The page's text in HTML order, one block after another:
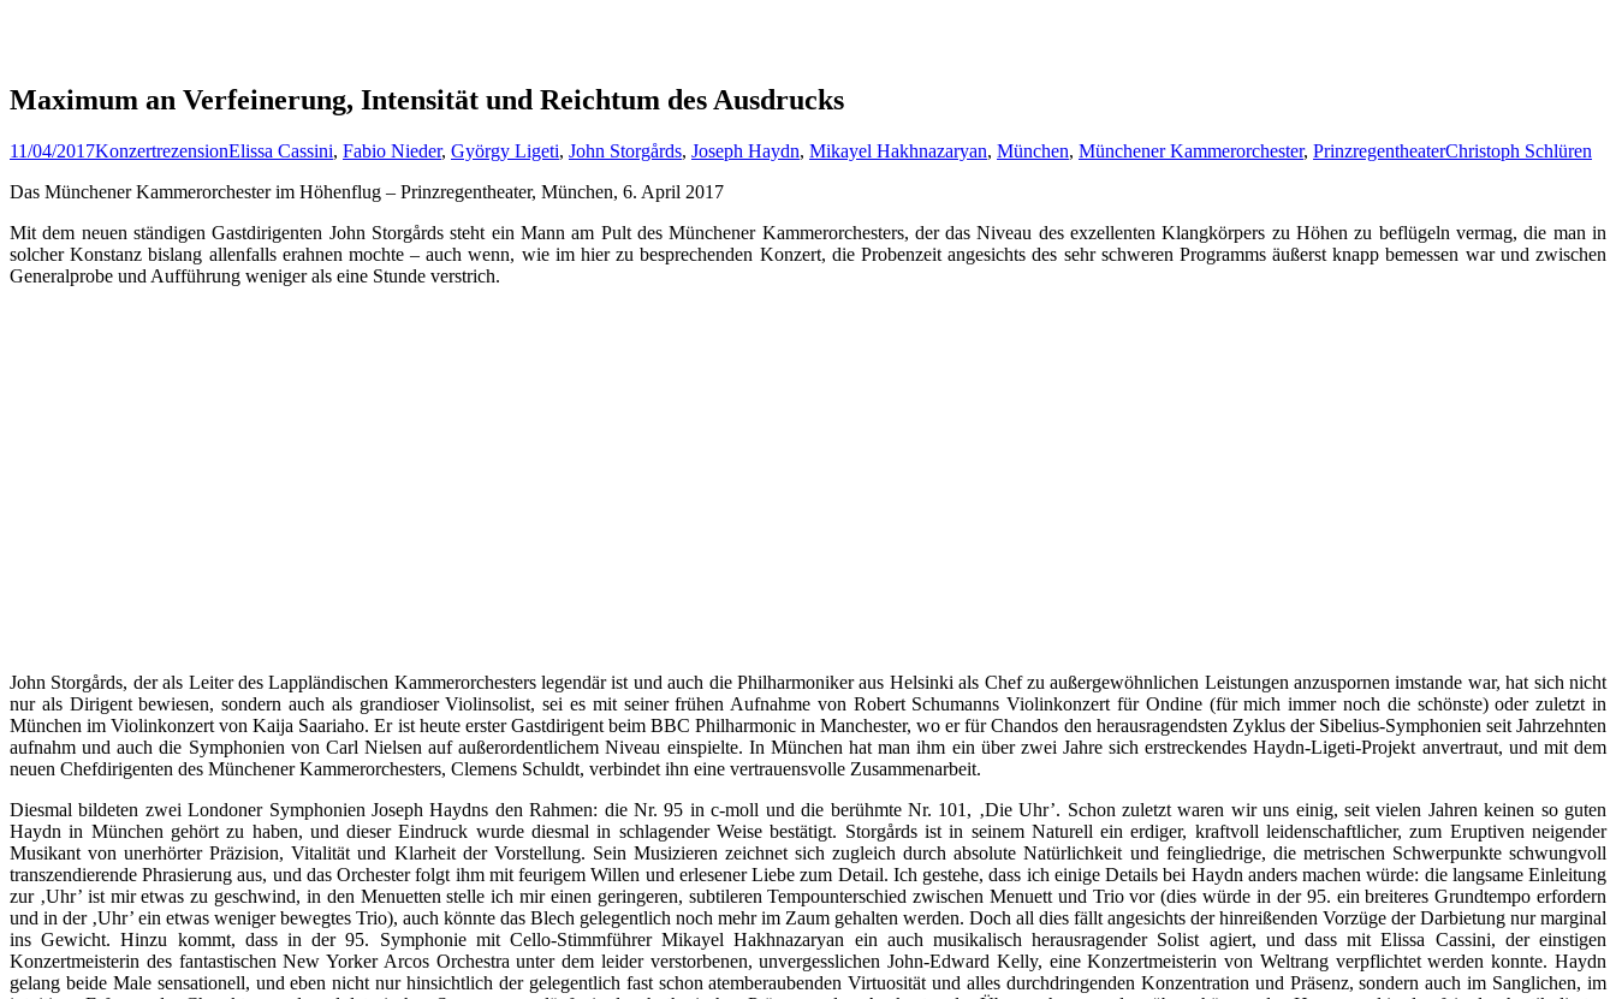
Maximum an Verfeinerung, Intensität und Reichtum des Ausdrucks
11/04/2017KonzertrezensionElissa Cassini, Fabio Nieder, György Ligeti, John Storgårds, Joseph Haydn, Mikayel Hakhnazaryan, München, Münchener Kammerorchester, PrinzregentheaterChristoph Schlüren
Das Münchener Kammerorchester im Höhenflug – Prinzregentheater, München, 6. April 2017
Mit dem neuen ständigen Gastdirigenten John Storgårds steht ein Mann am Pult des Münchener Kammerorchesters, der das Niveau des exzellenten Klangkörpers zu Höhen zu beflügeln vermag, die man in
solcher Konstanz bislang allenfalls erahnen mochte – auch wenn, wie im hier zu besprechenden Konzert, die Probenzeit angesichts des sehr schweren Programms äußerst knapp bemessen war und zwischen
Generalprobe und Aufführung weniger als eine Stunde verstrich.
John Storgårds, der als Leiter des Lappländischen Kammerorchesters legendär ist und auch die Philharmoniker aus Helsinki als Chef zu außergewöhnlichen Leistungen anzuspornen imstande war, hat sich nicht
nur als Dirigent bewiesen, sondern auch als grandioser Violinsolist, sei es mit seiner frühen Aufnahme von Robert Schumanns Violinkonzert für Ondine (für mich immer noch die schönste) oder zuletzt in
München im Violinkonzert von Kaija Saariaho. Er ist heute erster Gastdirigent beim BBC Philharmonic in Manchester, wo er für Chandos den herausragendsten Zyklus der Sibelius-Symphonien seit Jahrzehnten
aufnahm und auch die Symphonien von Carl Nielsen auf außerordentlichem Niveau einspielte. In München hat man ihm ein über zwei Jahre sich erstreckendes Haydn-Ligeti-Projekt anvertraut, und mit dem
neuen Chefdirigenten des Münchener Kammerorchesters, Clemens Schuldt, verbindet ihn eine vertrauensvolle Zusammenarbeit.
Diesmal bildeten zwei Londoner Symphonien Joseph Haydns den Rahmen: die Nr. 95 in c-moll und die berühmte Nr. 101, ‚Die Uhr’. Schon zuletzt waren wir uns einig, seit vielen Jahren keinen so guten
Haydn in München gehört zu haben, und dieser Eindruck wurde diesmal in schlagender Weise bestätigt. Storgårds ist in seinem Naturell ein erdiger, kraftvoll leidenschaftlicher, zum Eruptiven neigender
Musikant von unerhörter Präzision, Vitalität und Klarheit der Vorstellung. Sein Musizieren zeichnet sich zugleich durch absolute Natürlichkeit und feingliedrige, die metrischen Schwerpunkte schwungvoll
transzendierende Phrasierung aus, und das Orchester folgt ihm mit feurigem Willen und erlesener Liebe zum Detail. Ich gestehe, dass ich einige Details bei Haydn anders machen würde: die langsame Einleitung
zur ‚Uhr’ ist mir etwas zu geschwind, in den Menuetten stelle ich mir einen geringeren, subtileren Tempounterschied zwischen Menuett und Trio vor (dies würde in der 95. ein breiteres Grundtempo erfordern
und in der ‚Uhr’ ein etwas weniger bewegtes Trio), auch könnte das Blech gelegentlich noch mehr im Zaum gehalten werden. Doch all dies fällt angesichts der hinreißenden Vorzüge der Darbietung nur marginal
ins Gewicht. Hinzu kommt, dass in der 95. Symphonie mit Cello-Stimmführer Mikayel Hakhnazaryan ein auch musikalisch herausragender Solist agiert, und dass mit Elissa Cassini, der einstigen
Konzertmeisterin des fantastischen New Yorker Arcos Orchestra unter dem leider verstorbenen, unvergesslichen John-Edward Kelly, eine Konzertmeisterin von Weltrang verpflichtet werden konnte. Haydn
gelang beide Male sensationell, und eben nicht nur hinsichtlich der gelegentlich fast schon atemberaubenden Virtuosität und alles durchdringenden Konzentration und Präsenz, sondern auch im Sanglichen, im